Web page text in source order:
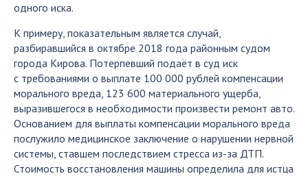
одного иска.
К примеру, показательным является случай,
разбиравшийся в октябре 2018 года районным судом
города Кирова. Потерпевший подаёт в суд иск
с требованиями о выплате 100 000 рублей компенсации
морального вреда, 123 600 материального ущерба,
выразившегося в необходимости произвести ремонт авто.
Основанием для выплаты компенсации морального вреда
послужило медицинское заключение о нарушении нервной
системы, ставшем последствием стресса из-за ДТП.
Стоимость восстановления машины определила для истца